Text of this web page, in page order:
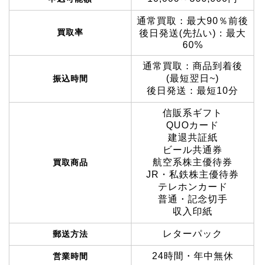
買取率
通常買取：最大90％前後
後日発送(先払い)：最大
60%
振込時間
通常買取：商品到着後
(最短翌日~)
後日発送：最短10分
買取商品
信販系ギフト
QUOカード
建退共証紙
ビール共通券
航空系株主優待券
JR・私鉄株主優待券
テレホンカード
普通・記念切手
収入印紙
郵送方法 レターパック
営業時間 24時間・年中無休